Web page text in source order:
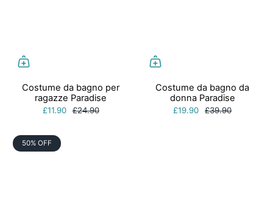
Costume da bagno per
ragazze Paradise
£11.90 £24.90
Costume da bagno da
donna Paradise
£19.90 £39.90
50% OFF